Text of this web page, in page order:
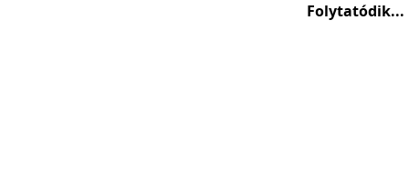
Folytatódik...